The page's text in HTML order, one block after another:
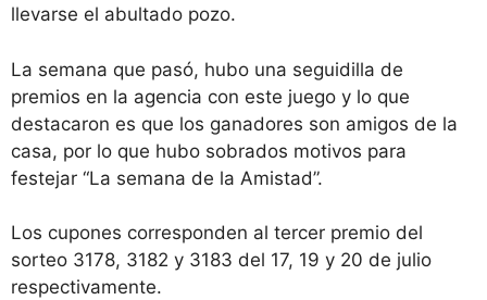
llevarse el abultado pozo.
La semana que pasó, hubo una seguidilla de
premios en la agencia con este juego y lo que
destacaron es que los ganadores son amigos de la
casa, por lo que hubo sobrados motivos para
festejar “La semana de la Amistad”.
Los cupones corresponden al tercer premio del
sorteo 3178, 3182 y 3183 del 17, 19 y 20 de julio
respectivamente.